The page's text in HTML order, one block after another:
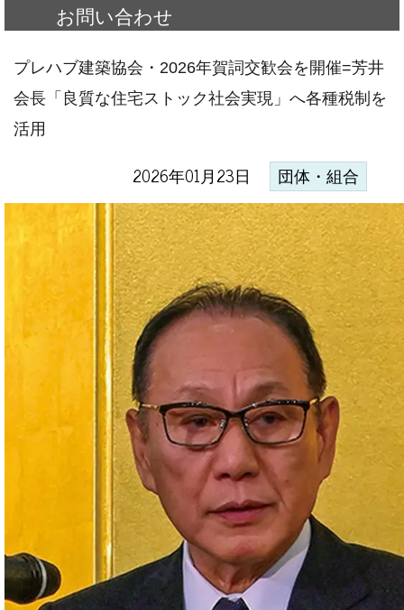
お問い合わせ
プレハブ建築協会・2026年賀詞交歓会を開催=芳井
会長「良質な住宅ストック社会実現」へ各種税制を
活用
2026年01月23日 団体・組合